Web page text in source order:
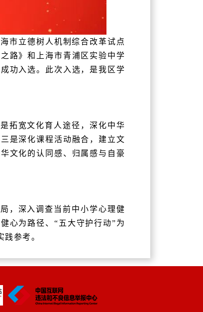
市立德树人机制综合改革试点
路》和上海市青浦区实验中学
功入选。此次入选，是我区学
拓宽文化育人途径，深化中华
是深化课程活动融合，建立文
文化的认同感、归属感与自豪
，深入调查当前中小学心理健
心为路径、 “ 五大守护行动”为
参考。